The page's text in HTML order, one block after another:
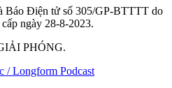
Báo Điện tử số 305/GP-BTTTT do
ngày 28-8-2023.
PHÓNG.
/ Longform Podcast